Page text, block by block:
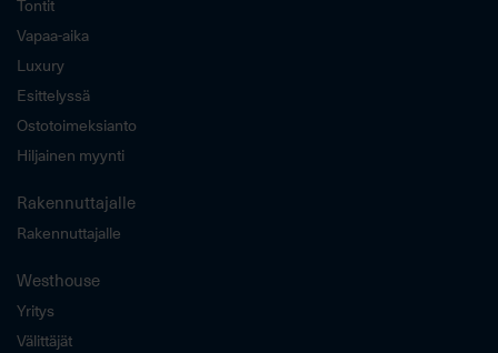
Tontit
Vapaa-aika
Luxury
Esittelyssä
Ostotoimeksianto
Hiljainen myynti
Rakennuttajalle
Rakennuttajalle
Westhouse
Yritys
Välittäjät